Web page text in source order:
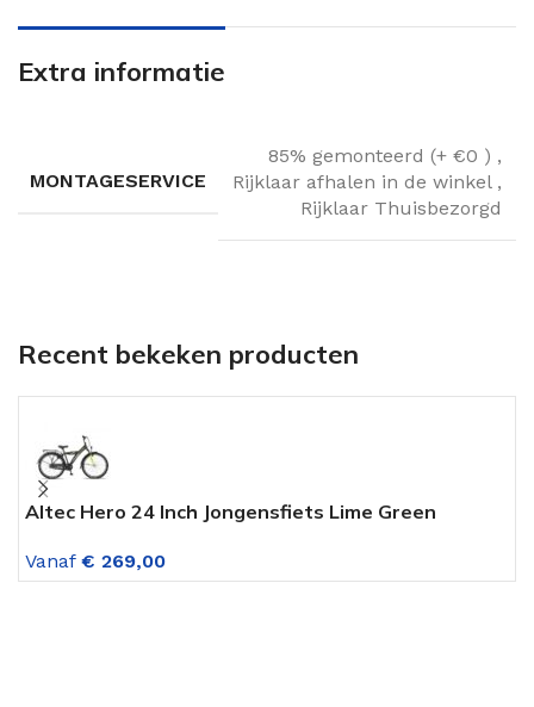
Extra informatie
MONTAGESERVICE
85% gemonteerd (+ €0 ) ,
Rijklaar afhalen in de winkel ,
Rijklaar Thuisbezorgd
Recent bekeken producten
Altec Hero 24 Inch Jongensfiets Lime Green
Vanaf € 269,00